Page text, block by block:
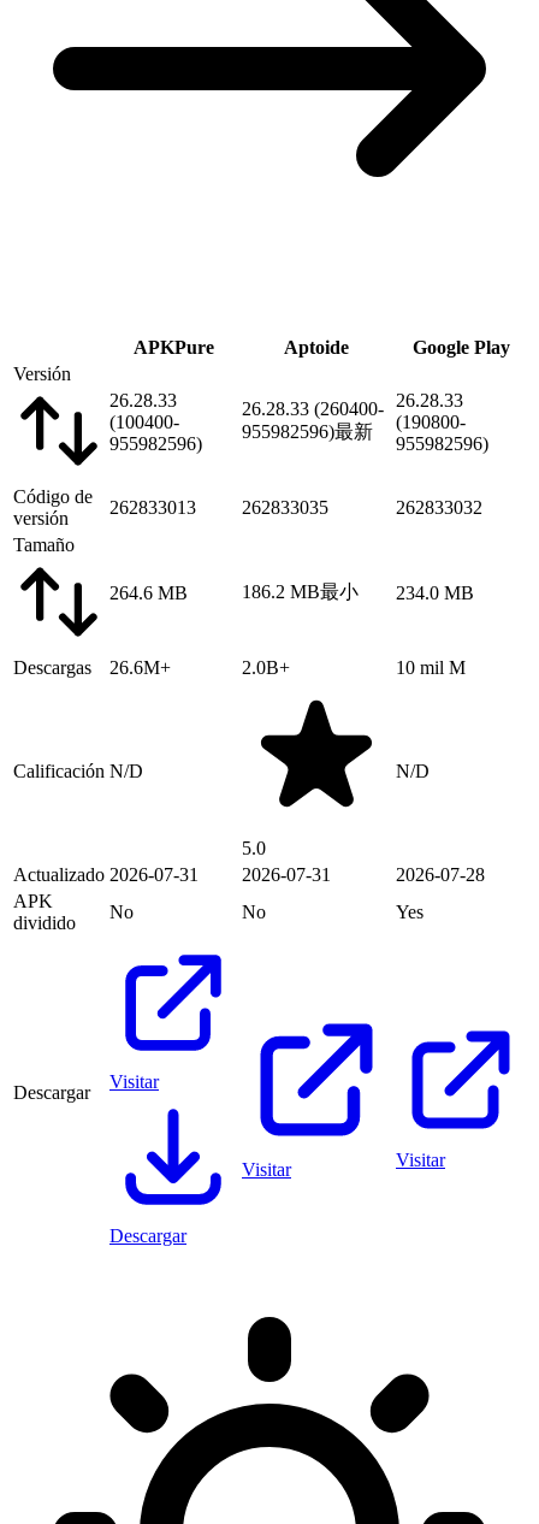
APKPure Aptoide
Google Play
Versión
26.28.33
(100400-
955982596)
26.28.33 (260400-
955982596)最新
26.28.33
(190800-
955982596)
Código de
versión
262833013 262833035
262833032
Tamaño
264.6 MB 186.2 MB最小 234.0 MB
Descargas 26.6M+ 2.0B+ 10 mil M
Calificación N/D
5.0
N/D
Actualizado 2026-07-31 2026-07-31
2026-07-28
APK
dividido
No No Yes
Descargar
Visitar
Descargar
Visitar Visitar